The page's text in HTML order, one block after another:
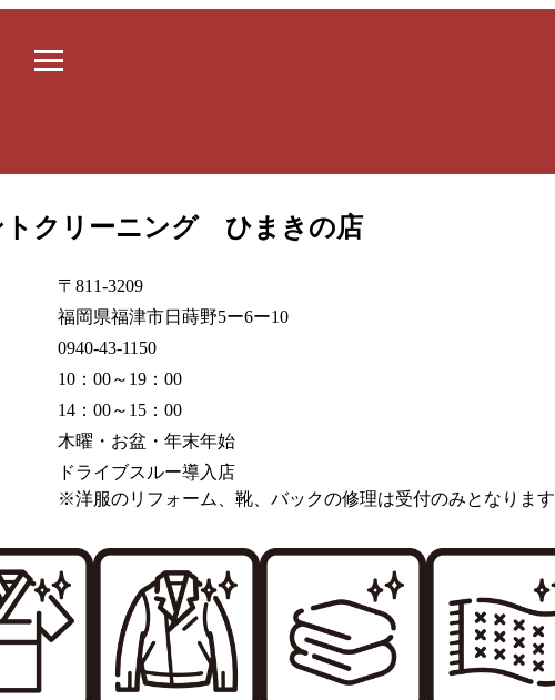
トクリーニング ひまきの店
〒811-3209
福岡県福津市日蒔野5ー6ー10
0940-43-1150
10：00～19：00
14：00～15：00
木曜・お盆・年末年始
ドライブスルー導入店
※洋服のリフォーム、靴、バックの修理は受付のみとなります